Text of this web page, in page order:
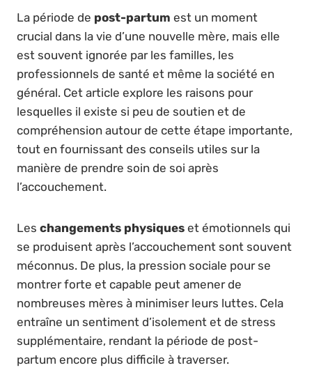
La période de post-partum est un moment
crucial dans la vie d’une nouvelle mère, mais elle
est souvent ignorée par les familles, les
professionnels de santé et même la société en
général. Cet article explore les raisons pour
lesquelles il existe si peu de soutien et de
compréhension autour de cette étape importante,
tout en fournissant des conseils utiles sur la
manière de prendre soin de soi après
l’accouchement.
Les changements physiques et émotionnels qui
se produisent après l’accouchement sont souvent
méconnus. De plus, la pression sociale pour se
montrer forte et capable peut amener de
nombreuses mères à minimiser leurs luttes. Cela
entraîne un sentiment d’isolement et de stress
supplémentaire, rendant la période de post-
partum encore plus difficile à traverser.